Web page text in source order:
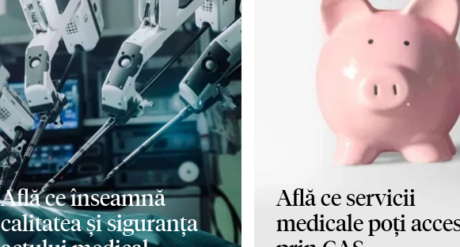
Află ce înseamnă
calitatea și siguranța
Află ce servicii
medicale poți